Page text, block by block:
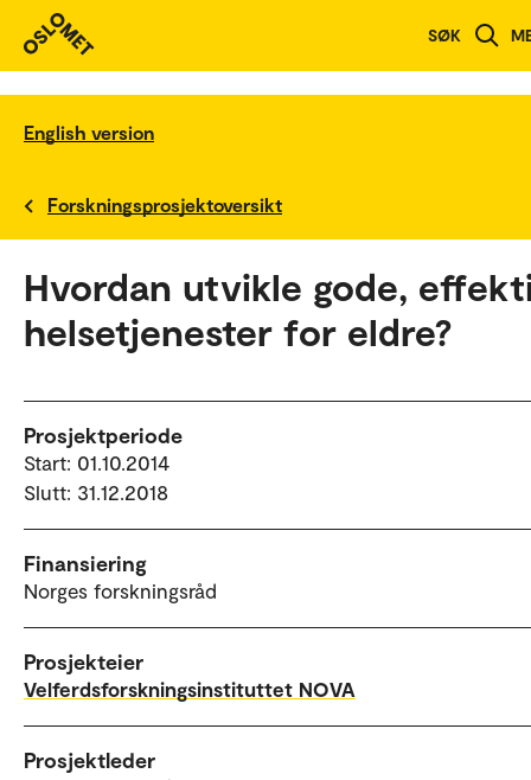
SØK
English version
Forskningsprosjektoversikt
Hvordan utvikle gode,
helsetjenester for eldre?
Prosjektperiode
Start: 01.10.2014
Slutt: 31.12.2018
Finansiering
Norges forskningsråd
Prosjekteier
Velferdsforskningsinstituttet NOVA
Prosjektleder